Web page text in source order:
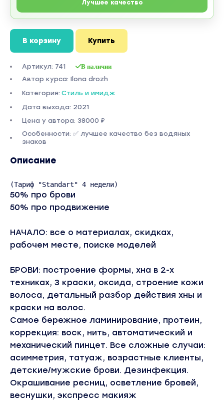
Лучшее качество
В корзину Купить
Артикул: 741 В наличии
Автор курса: Ilona drozh
Категория: Стиль и имидж
Дата выхода: 2021
Цена у автора: 38000 ₽
Особенности: ✅ лучшее качество без водяных
знаков
Описание
(Тариф "Standart" 4 недели)
50% про брови
50% про продвижение
НАЧАЛО: все о материалах, скидках,
рабочем месте, поиске моделей
БРОВИ: построение формы, хна в 2-х
техниках, 3 краски, оксида, строение кожи
волоса, детальный разбор действия хны и
краски на волос.
Самое бережное ламинирование, протеин,
коррекция: воск, нить, автоматический и
механический пинцет. Все сложные случаи:
асимметрия, татуаж, возрастные клиенты,
детские/мужские брови. Дезинфекция.
Окрашивание ресниц, осветление бровей,
веснушки, экспресс макияж